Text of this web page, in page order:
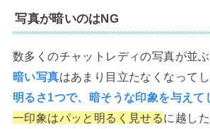
写真が暗いのはNG
数多くのチャットレディの写真が並
暗い写真はあまり目立たなくなってし
明るさ1つで、暗そうな印象を与えて
一印象はパッと明るく見せるに越し